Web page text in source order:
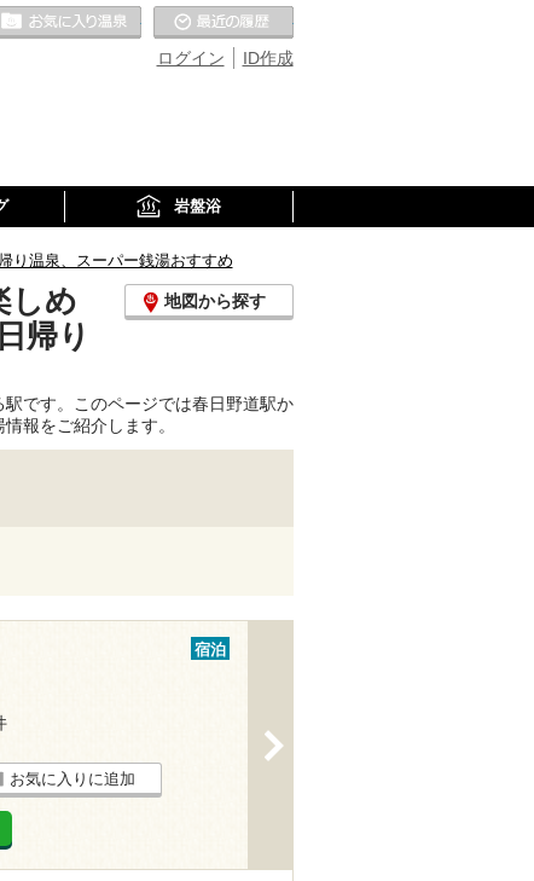
ID作成
ログイン
お気に入りの温泉
岩盤浴
り温泉、スーパー銭湯おすすめ
しめ
帰り
地図から探す
です。このページでは春日野道駅か
報をご紹介します。
宿泊
お気に入りに追加